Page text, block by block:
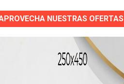
NUESTRAS OFERTAS